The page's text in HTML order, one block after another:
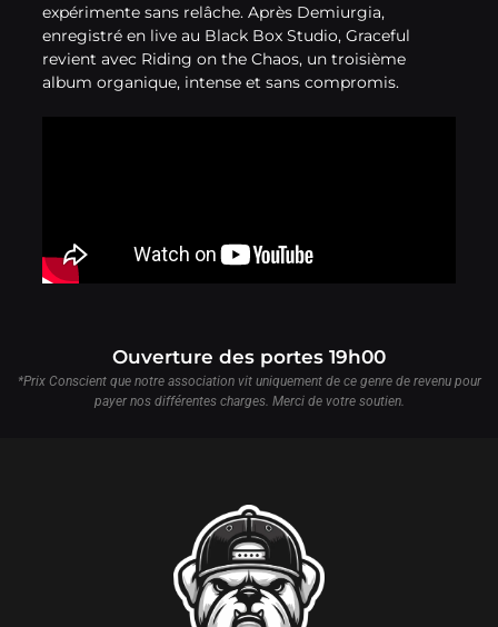
expérimente sans relâche. Après Demiurgia,
enregistré en live au Black Box Studio, Graceful
revient avec Riding on the Chaos, un troisième
album organique, intense et sans compromis.
Ouverture des portes 19h00
*Prix Conscient que notre association vit uniquement de ce genre de revenu pour
payer nos différentes charges. Merci de votre soutien.